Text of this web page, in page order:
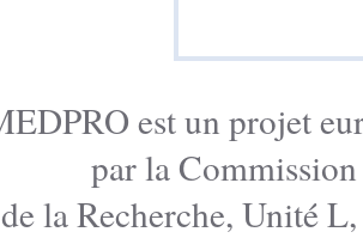
est un projet
par la
de la Recherche, Unité